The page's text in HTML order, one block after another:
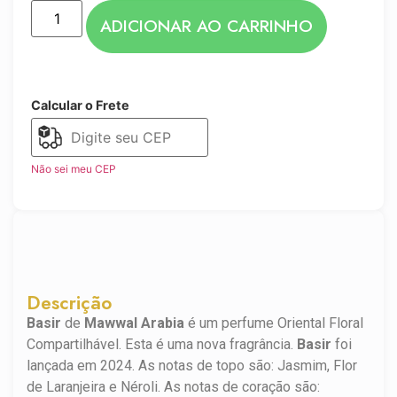
Descrição
Basir de Mawwal Arabia é um perfume Oriental Floral
Compartilhável. Esta é uma nova fragrância. Basir foi
lançada em 2024. As notas de topo são: Jasmim, Flor
de Laranjeira e Néroli. As notas de coração são:
ADICIONAR AO CARRINHO
Calcular o Frete
Não sei meu CEP